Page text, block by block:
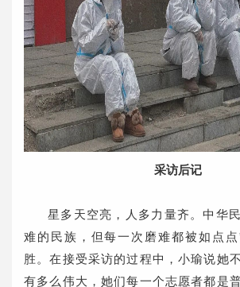
采访后记
星多天空亮，人多力量齐。中华
难的民族，但每一次磨难都被如点
胜。在接受采访的过程中，小瑜说她
有多么伟大，她们每一个志愿者都是